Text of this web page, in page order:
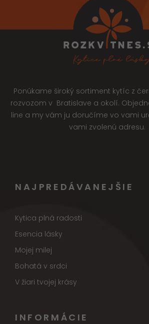
Ponúkame široký sortiment kytíc z
rozvozom v Bratislave a okolí.
line a my vám ju doručíme vo vami
vami zvolenú adresu.
NAJPREDÁVANEJŠIE
Kytica plná radosti
Esencia lásky
Mojej milej
Bohatá v srdci
V žiari tvojej krásy
INFORMÁCIE